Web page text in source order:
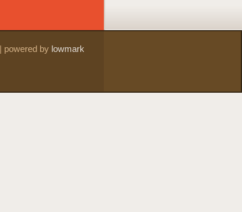
powered by lowmark